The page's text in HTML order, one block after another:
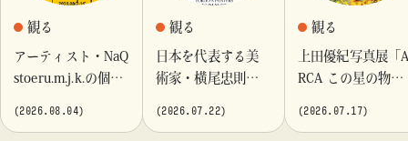
観る
アーティスト・NaQ
stoeru.m.j.k.の個展
(2026.08.04)
観る
日本を代表する美
術家・横尾忠則が
(2026.07.22)
観る
上田優紀写真展「
RCA この星の物
(2026.07.17)